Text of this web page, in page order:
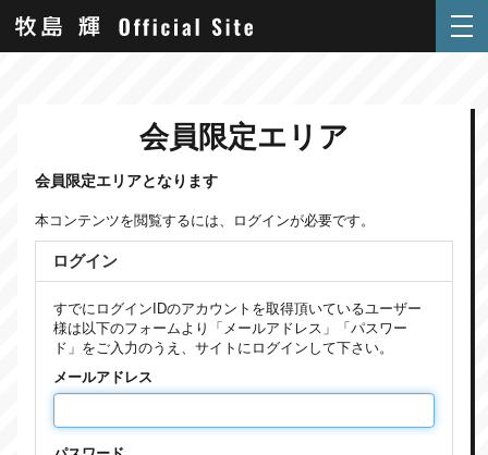
会員限定エリア
会員限定エリアとなります
本コンテンツを閲覧するには、ログインが必要です。
ログイン
すでにログインIDのアカウントを取得頂いているユーザー
様は以下のフォームより「メールアドレス」「パスワー
ド」をご入力のうえ、サイトにログインして下さい。
メールアドレス